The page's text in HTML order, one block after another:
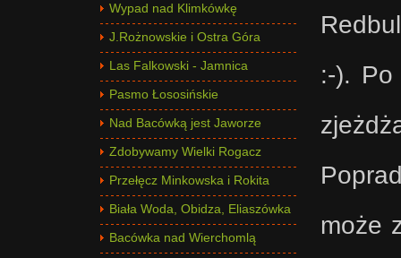
:-). Po
może
Wypad nad Klimkówkę
J.Rożnowskie i Ostra Góra
Las Falkowski - Jamnica
Pasmo Łososińskie
Nad Bacówką jest Jaworze
Zdobywamy Wielki Rogacz
Przełęcz Minkowska i Rokita
Biała Woda, Obidza, Eliaszówka
Bacówka nad Wierchomlą